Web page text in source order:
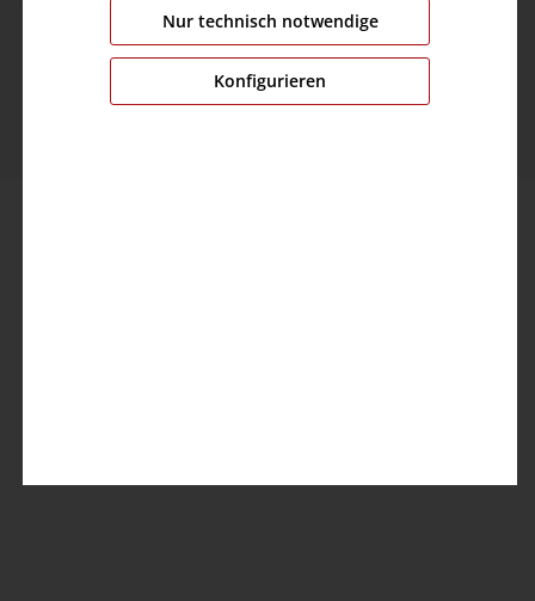
© 2026 TIMEZONE GmbH
* Alle Preise inkl. gesetzl. Mehrwertsteuer zzgl.
und ggf. Nachnahmegebühren, wenn
nicht anders angegeben.
Nur technisch notwendige
Konfigurieren